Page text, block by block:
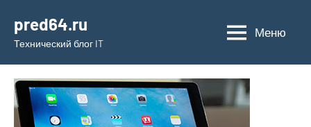
содержимому
pred64.ru
Технический блог IT
Меню